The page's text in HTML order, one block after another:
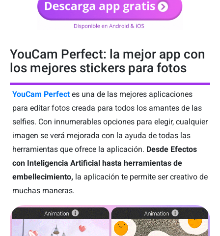
YouCam Perfect: la mejor app con
los mejores stickers para fotos
YouCam Perfectes una de las mejores aplicaciones
para editar fotos creada para todos los amantes de las
selfies. Con innumerables opciones para elegir, cualquier
imagen se verá mejorada con la ayuda de todas las
herramientas que ofrece la aplicación. Desde Efectos
con Inteligencia Artificial hasta herramientas de
embellecimiento, la aplicación te permite ser creativo de
muchas maneras.